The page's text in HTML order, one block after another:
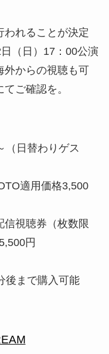
われることが決定
（日）17：00公演
外からの視聴も可
ご確認を。
（日替わりゲス
適用価格3,500
信視聴券（枚数限
円
後まで購入可能